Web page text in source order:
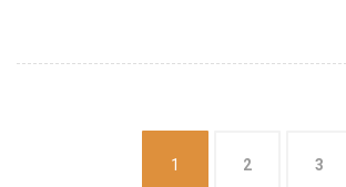
1 2 3